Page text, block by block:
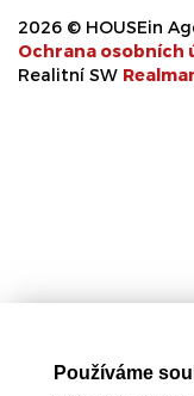
2026 © HOUSEin
Ochrana osobních
Realitní SW Real
Používáme